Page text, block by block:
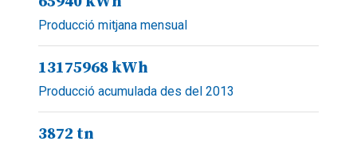
Producció mitjana mensual
13175968 kWh
Producció acumulada des del 2013
3872 tn